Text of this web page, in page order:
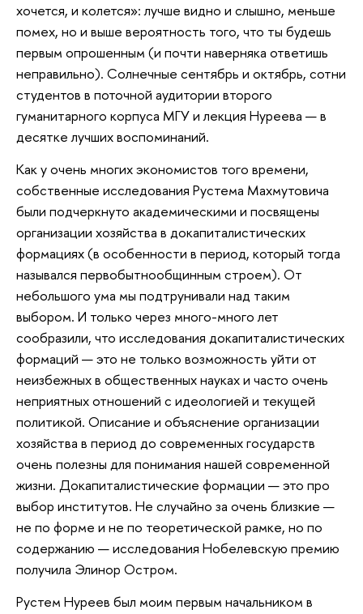
хочется, и колется»: лучше видно и слышно, меньше
помех, но и выше вероятность того, что ты будешь
первым опрошенным (и почти наверняка ответишь
неправильно). Солнечные сентябрь и октябрь, сотни
студентов в поточной аудитории второго
гуманитарного корпуса МГУ и лекция Нуреева — в
десятке лучших воспоминаний.
Как у очень многих экономистов того времени,
собственные исследования Рустема Махмутовича
были подчеркнуто академическими и посвящены
организации хозяйства в докапиталистических
формациях (в особенности в период, который тогда
назывался первобытнообщинным строем). От
небольшого ума мы подтрунивали над таким
выбором. И только через много-много лет
сообразили, что исследования докапиталистических
формаций — это не только возможность уйти от
неизбежных в общественных науках и часто очень
неприятных отношений с идеологией и текущей
политикой. Описание и объяснение организации
хозяйства в период до современных государств
очень полезны для понимания нашей современной
жизни. Докапиталистические формации — это про
выбор институтов. Не случайно за очень близкие —
не по форме и не по теоретической рамке, но по
содержанию — исследования Нобелевскую премию
получила Элинор Остром.
Рустем Нуреев был моим первым начальником в